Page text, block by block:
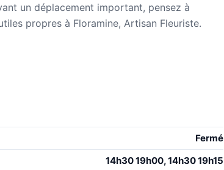
un déplacement important, pensez à
propres à Floramine, Artisan Fleuriste.
Fermé
14h30 19h00, 14h30 19h15